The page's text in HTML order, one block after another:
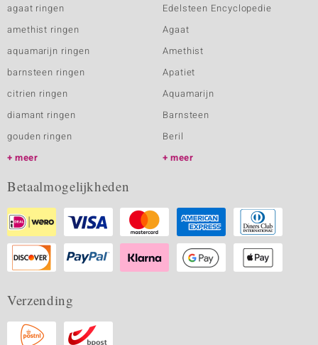
agaat ringen
amethist ringen
aquamarijn ringen
barnsteen ringen
citrien ringen
diamant ringen
gouden ringen
meer
Edelsteen Encyclopedie
Agaat
Amethist
Apatiet
Aquamarijn
Barnsteen
Beril
meer
Betaalmogelijkheden
Verzending